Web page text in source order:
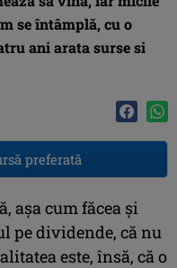
se întâmplă, cu o
ani arata surse si
preferată
așa cum făcea și
pe dividende, că nu
este, însă, că o